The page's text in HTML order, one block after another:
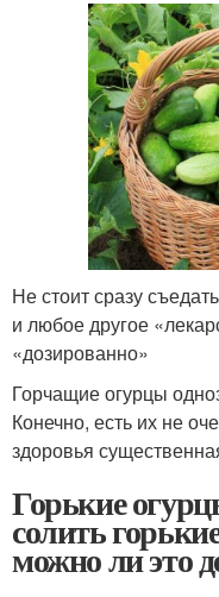
Не стоит сразу
и любое другое
«дозированно»
Горчащие огурцы
Конечно, есть их не
здоровья
Горькие
солить
можно ли это